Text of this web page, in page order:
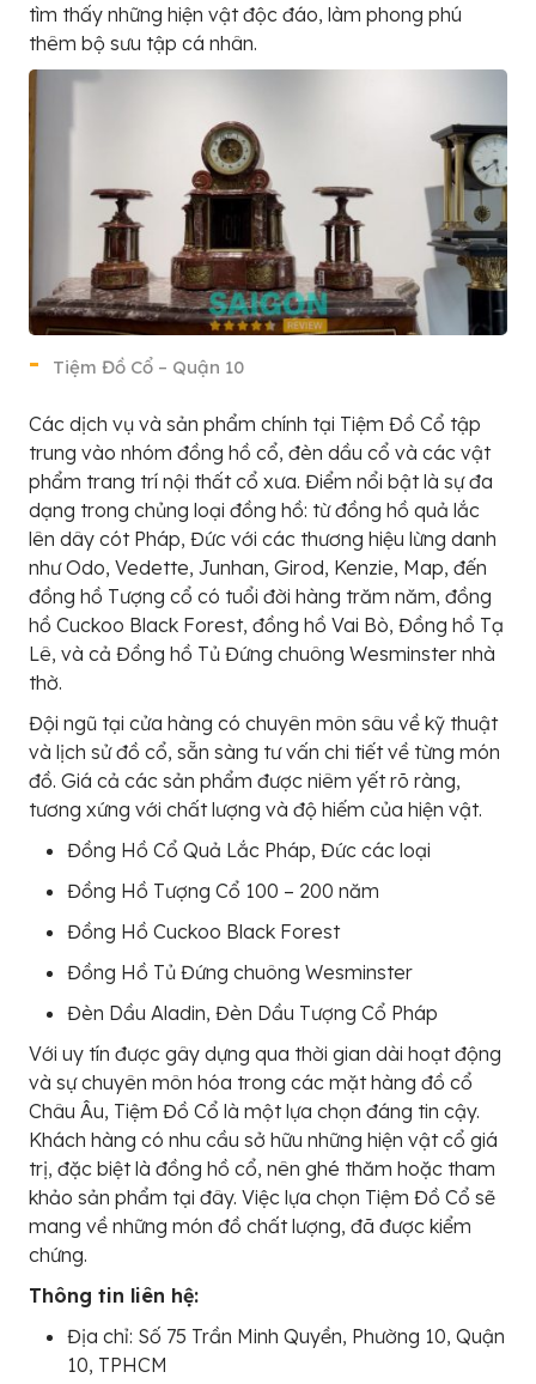
tìm thấy những hiện vật độc đáo, làm phong phú
thêm bộ sưu tập cá nhân.
Tiệm Đồ Cổ – Quận 10
Các dịch vụ và sản phẩm chính tại Tiệm Đồ Cổ tập
trung vào nhóm đồng hồ cổ, đèn dầu cổ và các vật
phẩm trang trí nội thất cổ xưa. Điểm nổi bật là sự đa
dạng trong chủng loại đồng hồ: từ đồng hồ quả lắc
lên dây cót Pháp, Đức với các thương hiệu lừng danh
như Odo, Vedette, Junhan, Girod, Kenzie, Map, đến
đồng hồ Tượng cổ có tuổi đời hàng trăm năm, đồng
hồ Cuckoo Black Forest, đồng hồ Vai Bò, Đồng hồ Tạ
Lê, và cả Đồng hồ Tủ Đứng chuông Wesminster nhà
thờ.
Đội ngũ tại cửa hàng có chuyên môn sâu về kỹ thuật
và lịch sử đồ cổ, sẵn sàng tư vấn chi tiết về từng món
đồ. Giá cả các sản phẩm được niêm yết rõ ràng,
tương xứng với chất lượng và độ hiếm của hiện vật.
Đồng Hồ Cổ Quả Lắc Pháp, Đức các loại
Đồng Hồ Tượng Cổ 100 – 200 năm
Đồng Hồ Cuckoo Black Forest
Đồng Hồ Tủ Đứng chuông Wesminster
Đèn Dầu Aladin, Đèn Dầu Tượng Cổ Pháp
Với uy tín được gây dựng qua thời gian dài hoạt động
và sự chuyên môn hóa trong các mặt hàng đồ cổ
Châu Âu, Tiệm Đồ Cổ là một lựa chọn đáng tin cậy.
Khách hàng có nhu cầu sở hữu những hiện vật cổ giá
trị, đặc biệt là đồng hồ cổ, nên ghé thăm hoặc tham
khảo sản phẩm tại đây. Việc lựa chọn Tiệm Đồ Cổ sẽ
mang về những món đồ chất lượng, đã được kiểm
chứng.
Thông tin liên hệ:
Địa chỉ: Số 75 Trần Minh Quyền, Phường 10, Quận
10, TPHCM